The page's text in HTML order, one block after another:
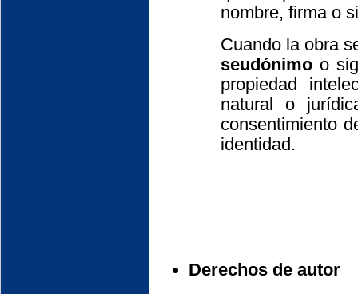
nombre, firma o
Cuando la obra
seudónimoo
propiedad
natural o
consentimiento
identidad.
Derechos de autor